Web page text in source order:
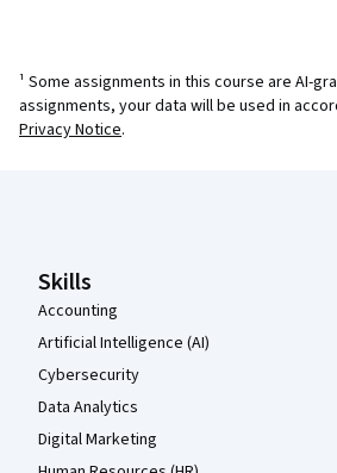
¹ Some assignments in this course are AI-
assignments, your data will be used in
Privacy Notice.
Skills
Accounting
Artificial Intelligence (AI)
Cybersecurity
Data Analytics
Digital Marketing